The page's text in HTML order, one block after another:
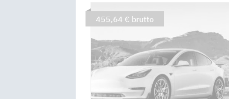
455,64 € brutto